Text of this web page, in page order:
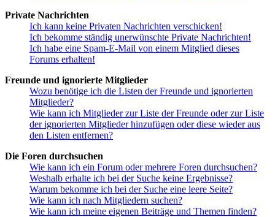
Private Nachrichten
Ich kann keine Privaten Nachrichten verschicken!
Ich bekomme ständig unerwünschte Private Nachrichten!
Ich habe eine Spam-E-Mail von einem Mitglied dieses
Forums erhalten!
Freunde und ignorierte Mitglieder
Wozu benötige ich die Listen der Freunde und ignorierten
Mitglieder?
Wie kann ich Mitglieder zur Liste der Freunde oder zur Liste
der ignorierten Mitglieder hinzufügen oder diese wieder aus
den Listen entfernen?
Die Foren durchsuchen
Wie kann ich ein Forum oder mehrere Foren durchsuchen?
Weshalb erhalte ich bei der Suche keine Ergebnisse?
Warum bekomme ich bei der Suche eine leere Seite?
Wie kann ich nach Mitgliedern suchen?
Wie kann ich meine eigenen Beiträge und Themen finden?